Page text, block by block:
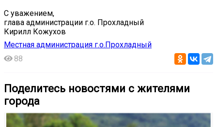
С уважением,
глава администрации г.о. Прохладный
Кирилл Кожухов
Местная администрация г.о.Прохладный
88
Поделитесь новостями с жителями
города